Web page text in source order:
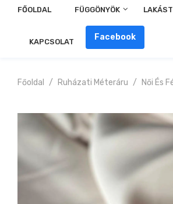
FŐOLDAL FÜGGÖNYÖK
KAPCSOLAT Facebook
Főoldal Ruházati Méteráru Női És